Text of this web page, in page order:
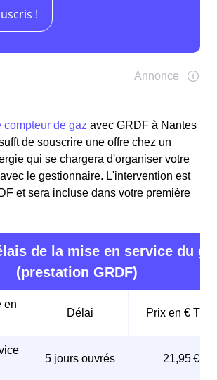
compteur de gaz avec GRDF à Nantes
de souscrire une offre chez un
qui se chargera d'organiser votre
le gestionnaire. L'intervention est
et sera incluse dans votre première
de la mise en service du
(prestation GRDF)
en
Délai Prix en € TTC
5 jours ouvrés 21,95 €